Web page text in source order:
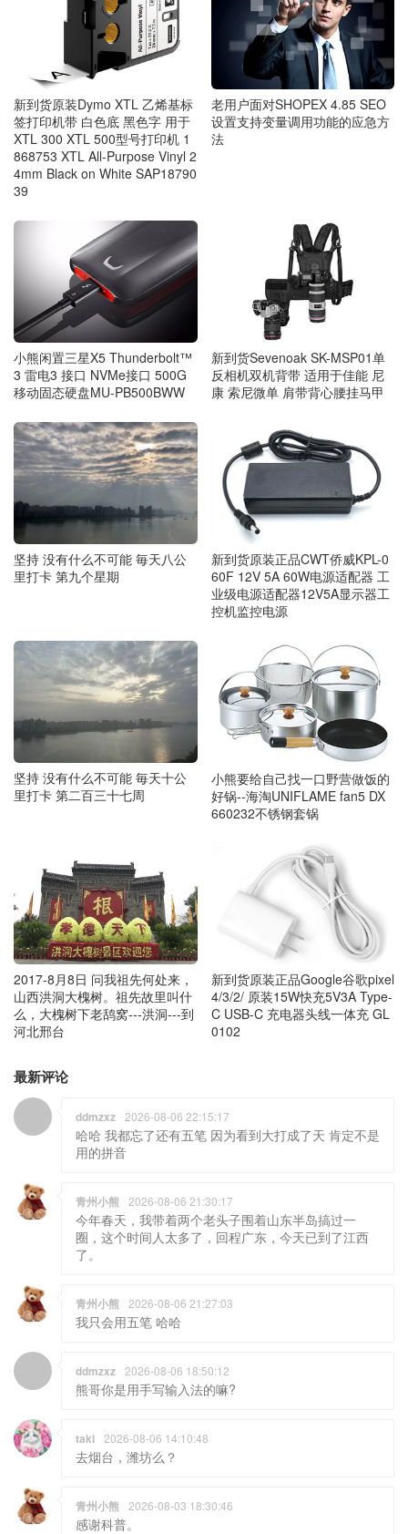
新到货原装Dymo XTL 乙烯基标
签打印机带 白色底 黑色字 用于
XTL 300 XTL 500型号打印机 1
868753 XTL All-Purpose Vinyl 2
4mm Black on White SAP18790
39
老用户面对SHOPEX 4.85 SEO
设置支持变量调用功能的应急方
法
小熊闲置三星X5 Thunderbolt™
3 雷电3 接口 NVMe接口 500G
移动固态硬盘MU-PB500BWW
新到货Sevenoak SK-MSP01单
反相机双机背带 适用于佳能 尼
康 索尼微单 肩带背心腰挂马甲
坚持 没有什么不可能 毎天八公
里打卡 第九个星期
新到货原装正品CWT侨威KPL-0
60F 12V 5A 60W电源适配器 工
业级电源适配器12V5A显示器工
控机监控电源
坚持 没有什么不可能 毎天十公
里打卡 第二百三十七周
小熊要给自己找一口野营做饭的
好锅--海淘UNIFLAME fan5 DX
660232不锈钢套锅
2017-8月8日 问我祖先何处来，
山西洪洞大槐树。祖先故里叫什
么，大槐树下老鸹窝---洪洞---到
河北邢台
新到货原装正品Google谷歌pixel
4/3/2/ 原装15W快充5V3A Type-
C USB-C 充电器头线一体充 GL
0102
最新评论
ddmzxz 2026-08-06 22:15:17
哈哈 我都忘了还有五笔 因为看到大打成了天 肯定不是
用的拼音
青州小熊 2026-08-06 21:30:17
今年春天，我带着两个老头子围着山东半岛搞过一
圈，这个时间人太多了，回程广东，今天已到了江西
了。
青州小熊 2026-08-06 21:27:03
我只会用五笔 哈哈
ddmzxz 2026-08-06 18:50:12
熊哥你是用手写输入法的嘛?
taki 2026-08-06 14:10:48
去烟台，潍坊么？
青州小熊 2026-08-03 18:30:46
感谢科普。